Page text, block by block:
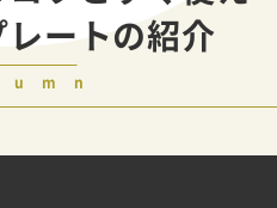
ートの紹介